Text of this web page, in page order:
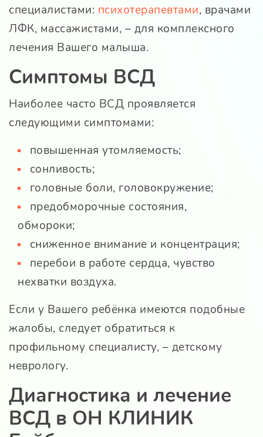
специалистами: психотерапевтами, врачами
ЛФК, массажистами, – для комплексного
лечения Вашего малыша.
Симптомы ВСД
Наиболее часто ВСД проявляется
следующими симптомами:
повышенная утомляемость;
сонливость;
головные боли, головокружение;
предобморочные состояния,
обмороки;
сниженное внимание и концентрация;
перебои в работе сердца, чувство
нехватки воздуха.
Если у Вашего ребёнка имеются подобные
жалобы, следует обратиться к
профильному специалисту, – детскому
неврологу.
Диагностика и лечение
ВСД в ОН КЛИНИК